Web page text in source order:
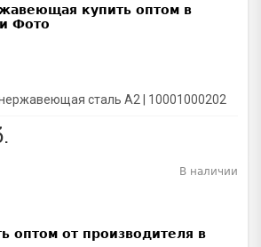
сталь A2 | 10001000202
В наличии